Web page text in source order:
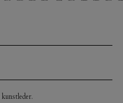
kunstleder.